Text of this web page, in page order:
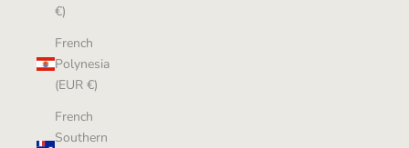
€)
French
Polynesia
(EUR €)
French
Southern